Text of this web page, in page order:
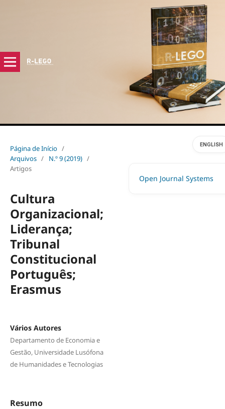
Página de Início /
Arquivos / N.º 9 (2019) /
Artigos
Cultura
Organizacional;
Liderança;
Tribunal
Constitucional
Português;
Erasmus
Vários Autores
Departamento de Economia e
Gestão, Universidade Lusófona
de Humanidades e Tecnologias
Resumo
Open Journal Systems
ENGLISH